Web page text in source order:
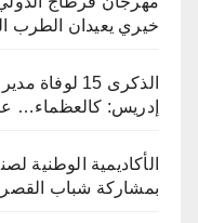
خيري يعيدان الطرب
الذكرى 15
إدريس: كالعظماء…
الأكاديمية الوطنية
بمشاركة شباب